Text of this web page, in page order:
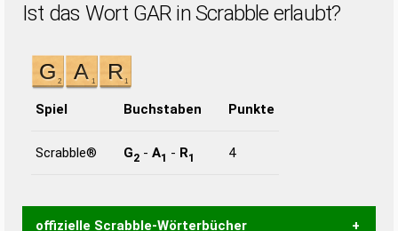
Ist das Wort GAR in Scrabble erlaubt?
Spiel Buchstaben Punkte
Scrabble® G2 - A1 - R1 4
offizielle Scrabble-Wörterbücher